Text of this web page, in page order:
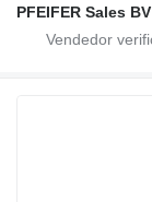
PFEIFER Sales BV